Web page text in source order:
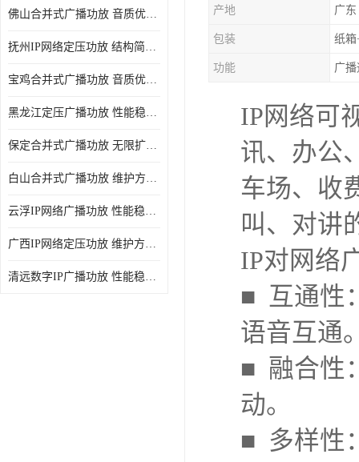
佛山合并式广播功放 音质优美清晰 输出电压大 电流小
抚州IP网络定压功放 结构简单 多应用于公共场合
宝鸡合并式广播功放 音质优美清晰 维护方便
黑龙江定压广播功放 性能稳定 无限扩容
保定合并式广播功放 无限扩容 设计结构简单
白山合并式广播功放 维护方便 多应用于公共场合
云浮IP网络广播功放 性能稳定 设计结构简单
广西IP网络定压功放 维护方便 多应用于公共场合
清远数字IP广播功放 性能稳定 传输距离远
产地 广东
包装 纸箱
功能 广
IP网络可
讯、办公
车场、收
叫、对讲
IP对网络
■ 互通性
语音互通
■ 融合性
动。
■ 多样性